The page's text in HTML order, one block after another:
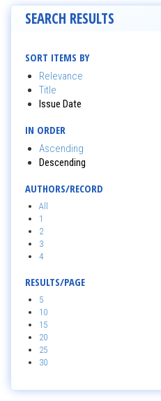
SEARCH RESULTS
SORT ITEMS BY
Relevance
Title
Issue Date
IN ORDER
Ascending
Descending
AUTHORS/RECORD
All
1
2
3
4
RESULTS/PAGE
5
10
15
20
25
30